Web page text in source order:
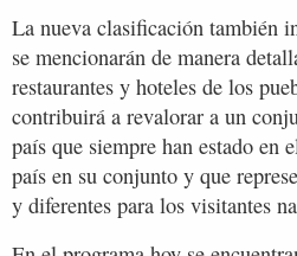
La nueva clasificación también
se mencionarán de manera
restaurantes y hoteles de los
contribuirá a revalorar a un
país que siempre han estado
país en su conjunto y que
y diferentes para los visitantes